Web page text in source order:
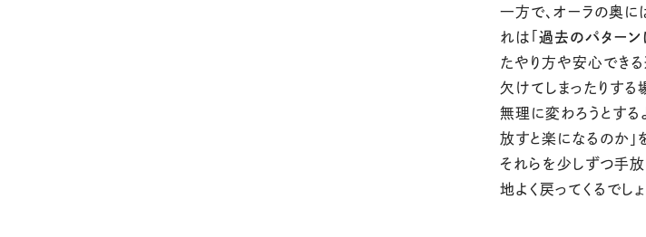
一方で、オーラの奥に
れは「過去のパター
たやり方や安心できる
欠けてしまったりする
無理に変わろうとする
放すと楽になるのか」
それらを少しずつ手
地よく戻ってくるでしょ